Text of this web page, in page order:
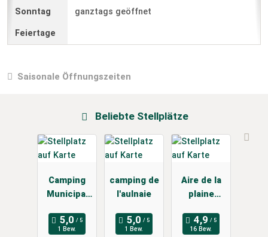
ganztags geöffnet
Saisonale Öffnungszeiten
Beliebte Stellplätze
Camping
Municipal
1 Bew.
camping de
l'aulnaie
1 Bew.
Aire de la
plaine
16 Bew.